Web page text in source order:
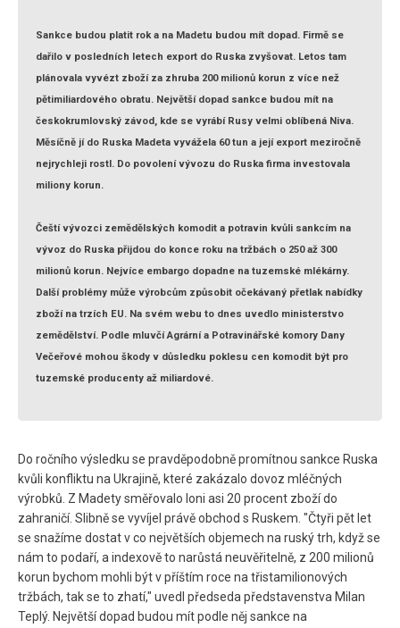
Sankce budou platit rok a na Madetu budou mít dopad. Firmě se
dařilo v posledních letech export do Ruska zvyšovat. Letos tam
plánovala vyvézt zboží za zhruba 200 milionů korun z více než
pětimiliardového obratu. Největší dopad sankce budou mít na
českokrumlovský závod, kde se vyrábí Rusy velmi oblíbená Niva.
Měsíčně jí do Ruska Madeta vyvážela 60 tun a její export meziročně
nejrychleji rostl. Do povolení vývozu do Ruska firma investovala
miliony korun.
Čeští vývozci zemědělských komodit a potravin kvůli sankcím na
vývoz do Ruska přijdou do konce roku na tržbách o 250 až 300
milionů korun. Nejvíce embargo dopadne na tuzemské mlékárny.
Další problémy může výrobcům způsobit očekávaný přetlak nabídky
zboží na trzích EU. Na svém webu to dnes uvedlo ministerstvo
zemědělství. Podle mluvčí Agrární a Potravinářské komory Dany
Večeřové mohou škody v důsledku poklesu cen komodit být pro
tuzemské producenty až miliardové.
Do ročního výsledku se pravděpodobně promítnou sankce Ruska
kvůli konfliktu na Ukrajině, které zakázalo dovoz mléčných
výrobků. Z Madety směřovalo loni asi 20 procent zboží do
zahraničí. Slibně se vyvíjel právě obchod s Ruskem. "Čtyři pět let
se snažíme dostat v co největších objemech na ruský trh, když se
nám to podaří, a indexově to narůstá neuvěřitelně, z 200 milionů
korun bychom mohli být v příštím roce na třistamilionových
tržbách, tak se to zhatí," uvedl předseda představenstva Milan
Teplý. Největší dopad budou mít podle něj sankce na